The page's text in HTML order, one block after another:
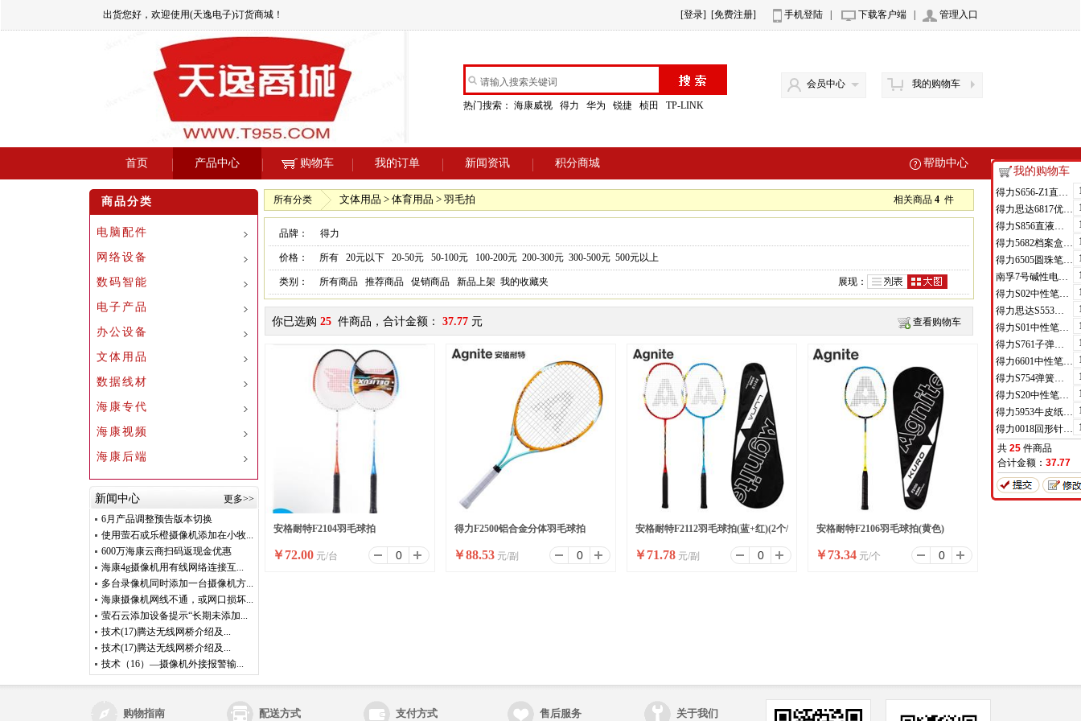
出货您好，欢迎使用(天逸电子)订货商城！ [登录] [免费注册] 手机登陆 下载客户端 管理入口
热门搜索： 海康威视 得力 华为 锐捷 桢田 TP-LINK
会员中心 我的购物车
首页 产品中心 购物车 我的订单 新闻资讯 积分商城 帮助中心
商品分类
电脑配件
网络设备
数码智能
电子产品
办公设备
文体用品
数据线材
海康专代
海康视频
海康后端
新闻中心
更多>>
6月产品调整预告版本切换
使用萤石或乐橙摄像机添加在小牧...
600万海康云商扫码返现金优惠
海康4g摄像机用有线网络连接互...
多台录像机同时添加一台摄像机方...
海康摄像机网线不通，或网口损坏...
萤石云添加设备提示“长期未添加...
技术(17)腾达无线网桥介绍及...
技术(17)腾达无线网桥介绍及...
技术（16）—摄像机外接报警输...
所有分类 文体用品 > 体育用品 > 羽毛拍 相关商品 4件
品牌： 得力
价格： 所有 20元以下 20-50元 50-100元 100-200元 200-300元 300-500元 500元以上
类别： 所有商品 推荐商品 促销商品 新品上架 我的收藏夹 展现：
你已选购 25 件商品，合计金额： 37.77 元 查看购物车
安格耐特F2104羽毛球拍
￥72.00 元/台
得力F2500铝合金分体羽毛球拍
￥88.53 元/副
安格耐特F2112羽毛球拍(蓝+红)(2个/
副)
￥71.78 元/副
安格耐特F2106羽毛球拍(黄色)
￥73.34 元/个
我的购物车
得力S656-Z1直液式走珠笔0.5mm子弹头(红)(支)
得力思达6817优逸白板笔(黑)(支)
得力S856直液式走珠笔(黑)(支)
得力5682档案盒(蓝)(只)
得力6505圆珠笔0.7mm子弹头(蓝)(支)
南孚7号碱性电池聚能环4代
得力S02中性笔0.7mm弹簧头(黑)(支)
得力思达S553可加墨记号笔(黑)(支)
得力S01中性笔0.5mm弹簧头(黑)(支)
得力S761子弹头中性笔芯0.7mm子弹头(黑)(支)
得力6601中性笔0.5mm半针管(黑)(支)
得力S754弹簧头中性笔芯0.7mm弹簧头(黑)(支)
得力S20中性笔0.7mm子弹头(黑)(支)
得力5953牛皮纸档案袋(混浆)(米黄色)(10只/包)
得力0018回形针(100枚/盒)
共 25 件商品
合计金额： 37.77
购物指南 配送方式 支付方式 售后服务 关于我们